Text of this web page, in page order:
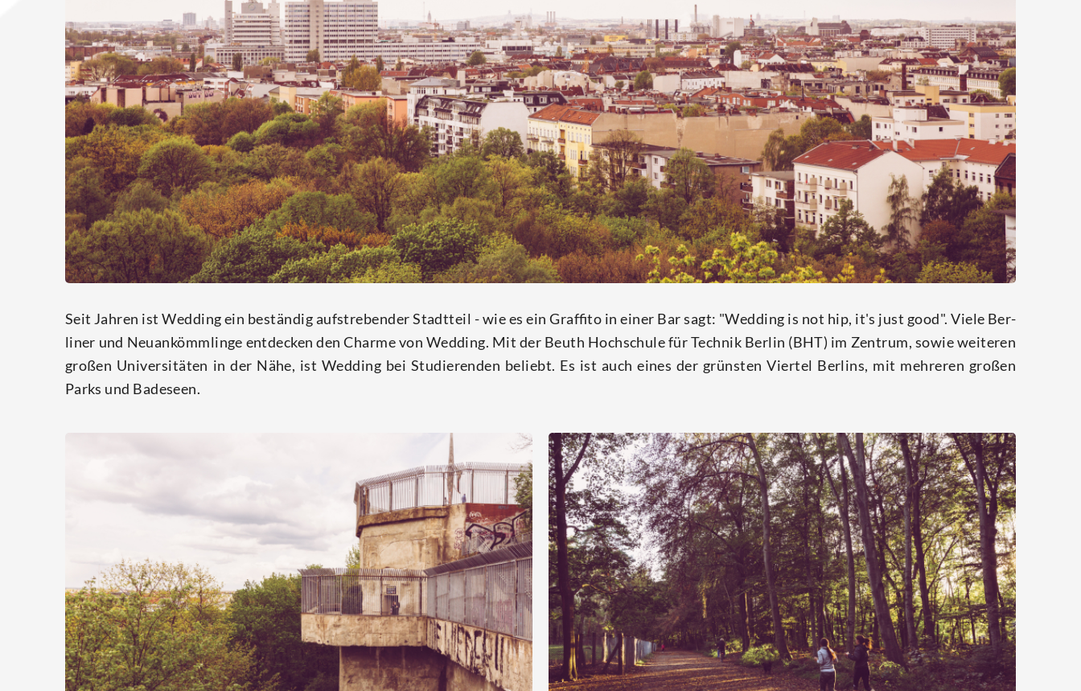
Seit Jah­ren ist Wed­ding ein bestän­dig auf­stre­ben­der Stadt­teil - wie es ein Graf­fi­to in einer Bar sagt: "Wed­ding is not hip, it's just good". Vie­le Ber­
li­ner und Neu­an­kömm­lin­ge ent­de­cken den Charme von Wed­ding. Mit der Beuth Hoch­schu­le für Tech­nik Ber­lin (BHT) im Zen­trum, sowie wei­te­ren
gro­ßen Uni­ver­si­tä­ten in der Nähe, ist Wed­ding bei Stu­die­ren­den beliebt. Es ist auch eines der grüns­ten Vier­tel Ber­lins, mit meh­re­ren gro­ßen
Parks und Badeseen.